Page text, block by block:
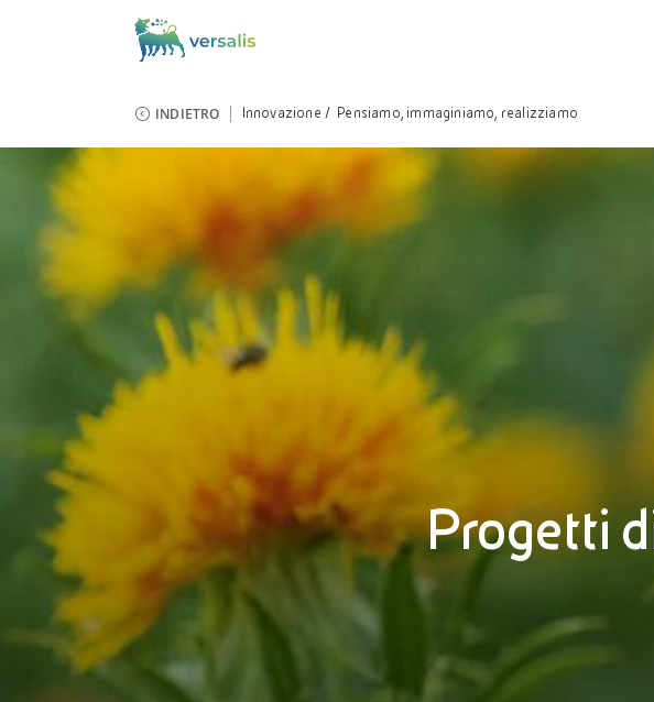
INDIETRO Innovazione Pensiamo, immaginiamo, realizziamo
Progetti